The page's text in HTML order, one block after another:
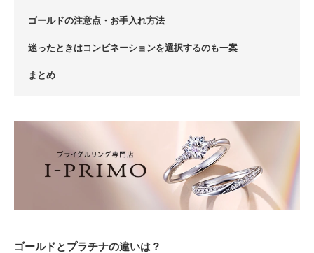
ゴールドの注意点・お手入れ方法
迷ったときはコンビネーションを選択するのも一案
まとめ
ゴールドとプラチナの違いは？